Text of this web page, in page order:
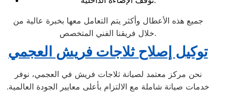
جميع هذه الأعطال وأكثر يتم التعامل معها بخبرة عالية من
خلال فريقنا الفني المتخصص.
توكيل إصلاح ثلاجات فريش العجمي
نحن مركز معتمد لصيانة ثلاجات فريش في العجمي، نوفر
خدمات صيانة شاملة مع الالتزام بأعلى معايير الجودة العالمية.